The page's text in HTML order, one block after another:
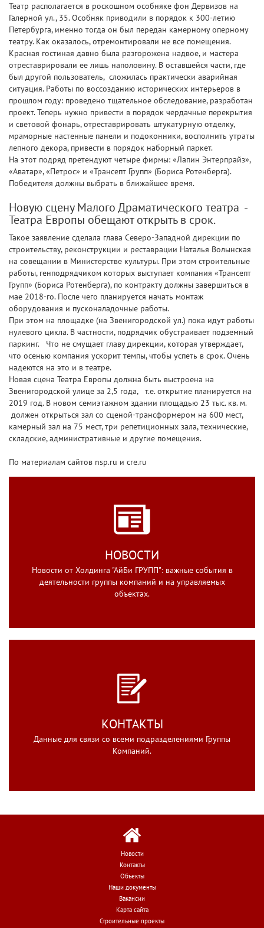
Театр располагается в роскошном особняке фон Дервизов на
Галерной ул., 35. Особняк приводили в порядок к 300-летию
Петербурга, именно тогда он был передан камерному оперному
театру. Как оказалось, отремонтировали не все помещения.
Красная гостиная давно была разгорожена надвое, и мастера
отреставрировали ее лишь наполовину. В оставшейся части, где
был другой пользователь, сложилась практически аварийная
ситуация. Работы по воссозданию исторических интерьеров в
прошлом году: проведено тщательное обследование, разработан
проект. Теперь нужно привести в порядок чердачные перекрытия
и световой фонарь, отреставрировать штукатурную отделку,
мраморные настенные панели и подоконники, восполнить утраты
лепного декора, привести в порядок наборный паркет.
На этот подряд претендуют четыре фирмы: «Лапин Энтерпрайз»,
«Аватар», «Петрос» и «Трансепт Групп» (Бориса Ротенберга).
Победителя должны выбрать в ближайшее время.
Новую сцену Малого Драматического театра -
Театра Европы обещают открыть в срок.
Такое заявление сделала глава Северо-Западной дирекции по
строительству, реконструкции и реставрации Наталья Волынская
на совещании в Министерстве культуры. При этом строительные
работы, генподрядчиком которых выступает компания «Трансепт
Групп» (Бориса Ротенберга), по контракту должны завершиться в
мае 2018-го. После чего планируется начать монтаж
оборудования и пусконаладочные работы.
При этом на площадке (на Звенигородской ул.) пока идут работы
нулевого цикла. В частности, подрядчик обустраивает подземный
паркинг. Что не смущает главу дирекции, которая утверждает,
что осенью компания ускорит темпы, чтобы успеть в срок. Очень
надеются на это и в театре.
Новая сцена Театра Европы должна быть выстроена на
Звенигородской улице за 2,5 года, т.е. открытие планируется на
2019 год. В новом семиэтажном здании площадью 23 тыс. кв. м.
должен открыться зал со сценой-трансформером на 600 мест,
камерный зал на 75 мест, три репетиционных зала, технические,
складские, административные и другие помещения.
По материалам сайтов nsp.ru и cre.ru
НОВОСТИ
Новости от Холдинга "АйБи ГРУПП": важные события в
деятельности группы компаний и на управляемых
объектах.
КОНТАКТЫ
Данные для связи со всеми подразделениями Группы
Компаний.
Новости
Контакты
Объекты
Наши документы
Вакансии
Карта сайта
Строительные проекты